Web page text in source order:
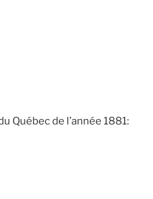
Québec de l’année 1881: